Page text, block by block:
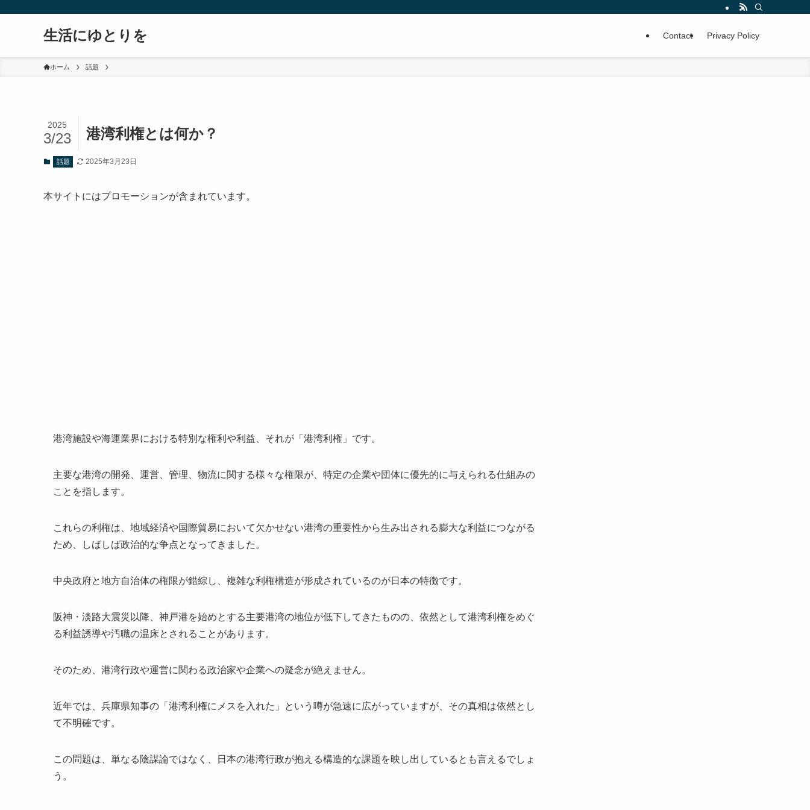
生活にゆとりを Contact Privacy Policy
ホーム 話題
港湾利権とは何か？
2025
3/23
話題 2025年3月23日
本サイトにはプロモーションが含まれています。
港湾施設や海運業界における特別な権利や利益、それが「港湾利権」です。
主要な港湾の開発、運営、管理、物流に関する様々な権限が、特定の企業や団体に優先的に与えられる仕組みの
ことを指します。
これらの利権は、地域経済や国際貿易において欠かせない港湾の重要性から生み出される膨大な利益につながる
ため、しばしば政治的な争点となってきました。
中央政府と地方自治体の権限が錯綜し、複雑な利権構造が形成されているのが日本の特徴です。
阪神・淡路大震災以降、神戸港を始めとする主要港湾の地位が低下してきたものの、依然として港湾利権をめぐ
る利益誘導や汚職の温床とされることがあります。
そのため、港湾行政や運営に関わる政治家や企業への疑念が絶えません。
近年では、兵庫県知事の「港湾利権にメスを入れた」という噂が急速に広がっていますが、その真相は依然とし
て不明確です。
この問題は、単なる陰謀論ではなく、日本の港湾行政が抱える構造的な課題を映し出しているとも言えるでしょ
う。